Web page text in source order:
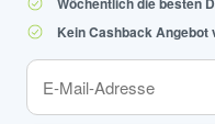
Kein Cashback Angebot